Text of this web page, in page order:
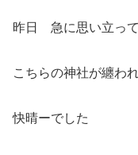
昨日 急に思い立っ
こちらの神社が纏わ
快晴ーでした